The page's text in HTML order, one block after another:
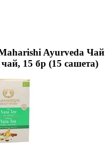
Maharishi Ayurveda Чай
15 бр (15 сашета)